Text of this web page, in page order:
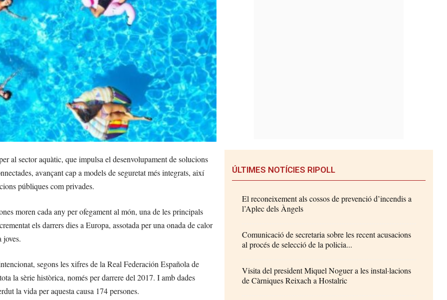
al sector aquàtic, que impulsa el desenvolupament de solucions
avançant cap a models de seguretat més integrats, així
públiques com privades.
moren cada any per ofegament al món, una de les principals
els darrers dies a Europa, assotada per una onada de calor
joves.
segons les xifres de la Real Federación Española de
la sèrie històrica, només per darrere del 2017. I amb dades
la vida per aquesta causa 174 persones.
ÚLTIMES NOTÍCIES RIPOLL
El reconeixement als cossos de prevenció d’incendis a
l’Aplec dels Àngels
Comunicació de secretaria sobre les recent acusacions
al procés de selecció de la policia...
Visita del president Miquel Noguer a les instal·lacions
de Càrniques Reixach a Hostalric